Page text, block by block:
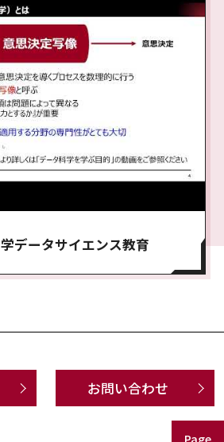
データサイエンス教育
お問い合わせ
Page